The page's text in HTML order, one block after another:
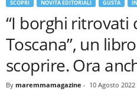
SCOPRI NOVITÀ EDITORIALI GUSTA
“I borghi ritrovati
Toscana”, un
scoprire. Ora
By maremmamagazine - 10 Agosto 2022